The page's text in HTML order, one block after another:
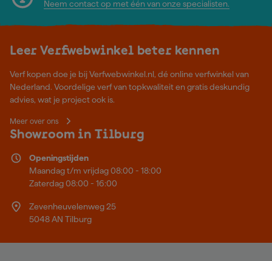
Neem contact op met één van onze specialisten.
Leer Verfwebwinkel beter kennen
Verf kopen doe je bij Verfwebwinkel.nl, dé online verfwinkel van
Nederland. Voordelige verf van topkwaliteit en gratis deskundig
advies, wat je project ook is.
Meer over ons
Showroom in Tilburg
Openingstijden
Maandag t/m vrijdag 08:00 - 18:00
Zaterdag 08:00 - 16:00
Zevenheuvelenweg 25
5048 AN Tilburg